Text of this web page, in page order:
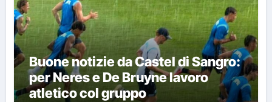
Buone notizie da Castel di Sangro:
per Neres e De Bruyne lavoro
atletico col gruppo